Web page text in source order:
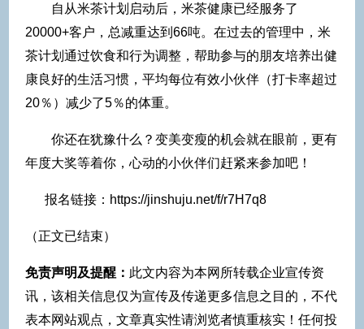
自从米茶计划启动后，米茶健康已经服务了
20000+客户，总减重达到66吨。在过去的管理中，米
茶计划通过饮食和行为调整，帮助参与的朋友培养出健
康良好的生活习惯，平均每位有效小伙伴（打卡率超过
20％）减少了5％的体重。
你还在犹豫什么？变美变瘦的机会就在眼前，更有
年度大奖等着你，心动的小伙伴们赶紧来参加吧！
报名链接： https://jinshuju.net/f/r7H7q8
（正文已结束）
免责声明及提醒： 此文内容为本网所转载企业宣传资
讯，该相关信息仅为宣传及传递更多信息之目的，不代
表本网站观点，文章真实性请浏览者慎重核实！任何投